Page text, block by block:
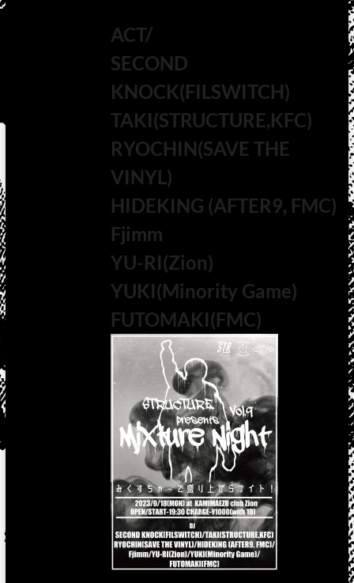
ACT/
SECOND
KNOCK(FILSWITCH)
TAKI(STRUCTURE,KFC)
RYOCHIN(SAVE THE
VINYL)
HIDEKING (AFTER9, FMC)
Fjimm
YU-RI(Zion)
YUKI(Minority Game)
FUTOMAKI(FMC)